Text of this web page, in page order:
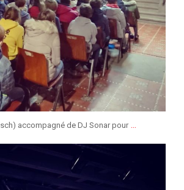
accompagné de DJ Sonar pour ...
jeunessesmusicaleslg